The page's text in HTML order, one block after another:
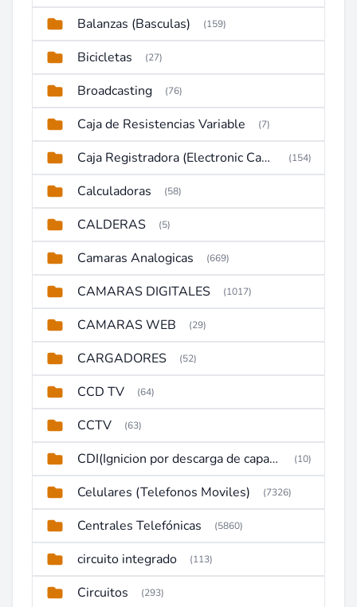
Balanzas (Basculas) (159)
Bicicletas (27)
Broadcasting (76)
Caja de Resistencias Variable (7)
Caja Registradora (Electronic Cash Register) (154)
Calculadoras (58)
CALDERAS (5)
Camaras Analogicas (669)
CAMARAS DIGITALES (1017)
CAMARAS WEB (29)
CARGADORES (52)
CCD TV (64)
CCTV (63)
CDI(Ignicion por descarga de capacitor) (10)
Celulares (Telefonos Moviles) (7326)
Centrales Telefónicas (5860)
circuito integrado (113)
Circuitos (293)